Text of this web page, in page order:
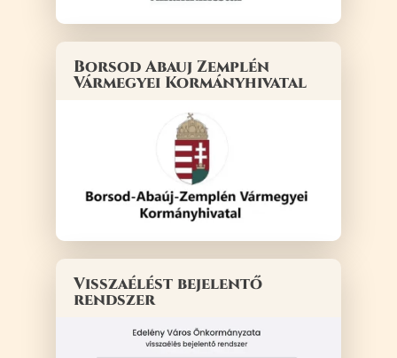
Borsod Abauj Zemplén
Vármegyei Kormányhivatal
Visszaélést bejelentő
rendszer